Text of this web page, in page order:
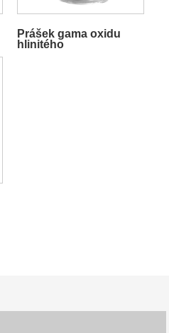
Prášek gama oxidu
hlinitého